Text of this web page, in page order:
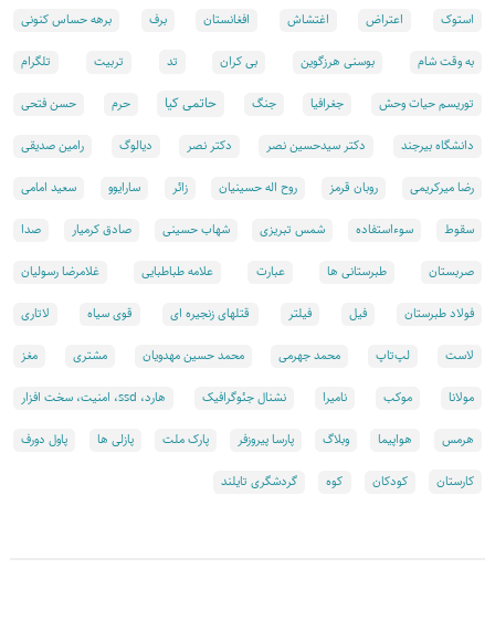
استوک اعتراض اغتشاش افغانستان برف برهه حساس کنونی
به وقت شام بوسنی هرزگوین بی کران تربیت تلگرام
توریسم حیات وحش جغرافیا جنگ حاتمی کیا حرم حسن فتحی
دانشگاه بیرجند دکتر سیدحسین نصر دکتر نصر دیالوگ رامین صدیقی
رضا میرکریمی روبان قرمز روح اله حسینیان زائر سارایوو سعید امامی
سقوط سوءاستفاده شمس تبریزی شهاب حسینی صادق کرمیار صدا
صربستان طبرستانی ها عبارت علامه طباطبایی غلامرضا رسولیان
فولاد طبرستان فیل فیلتر قتلهای زنجیره ای قوی سیاه لاتاری
لاست لپ‌تاپ محمد جهرمی محمد حسین مهدویان مشتری مغز
مولانا موکب نامیرا نشنال جئوگرافیک هارد، ssd، امنيت، سخت افزار
هرمس هواپيما وبلاگ پارسا پیروزفر پارک ملت پازلی ها پاول دورف
کارستان کودکان کوه گردشگری تایلند